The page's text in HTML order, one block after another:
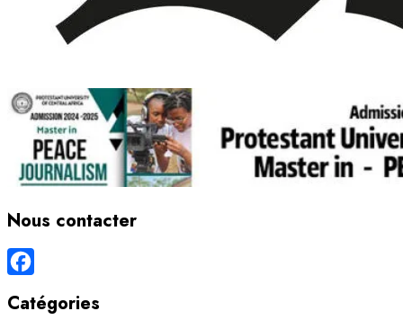
Nous contacter
Catégories